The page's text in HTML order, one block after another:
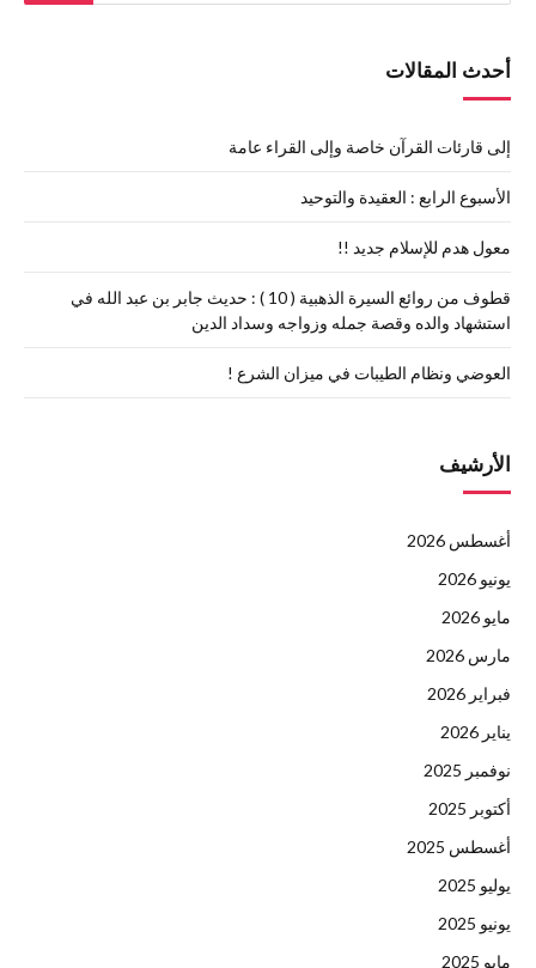
أحدث المقالات
إلى قارئات القرآن خاصة وإلى القراء عامة
الأسبوع الرابع : العقيدة والتوحيد
معول هدم للإسلام جديد !!
قطوف من روائع السيرة الذهبية ( 10 ) : حديث جابر بن عبد الله في
استشهاد والده وقصة جمله وزواجه وسداد الدين
العوضي ونظام الطيبات في ميزان الشرع !
الأرشيف
أغسطس 2026
يونيو 2026
مايو 2026
مارس 2026
فبراير 2026
يناير 2026
نوفمبر 2025
أكتوبر 2025
أغسطس 2025
يوليو 2025
يونيو 2025
مايو 2025